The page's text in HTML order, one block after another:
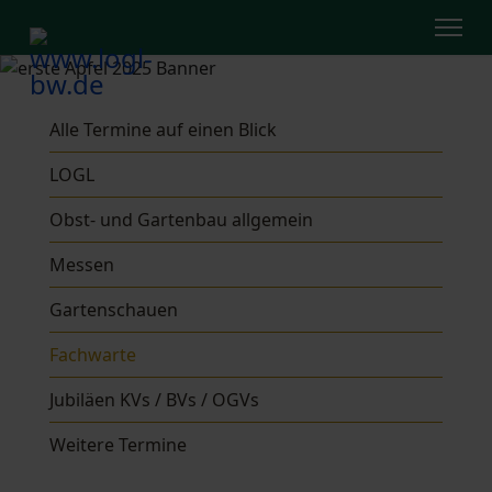
Alle Termine auf einen Blick
LOGL
Obst- und Gartenbau allgemein
Messen
Gartenschauen
Fachwarte
Jubiläen KVs / BVs / OGVs
Weitere Termine